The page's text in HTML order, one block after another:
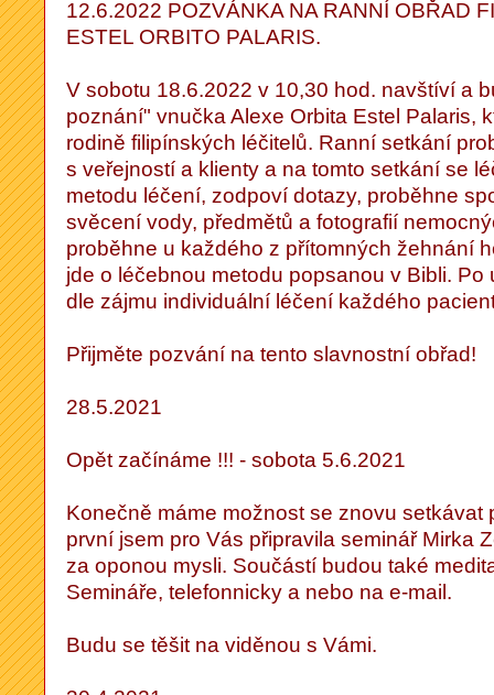
12.6.2022 POZVÁNKA NA RANNÍ OBŘAD
ESTEL ORBITO PALARIS.
V sobotu 18.6.2022 v 10,30 hod. navštíví a
poznání" vnučka Alexe Orbita Estel Palaris,
rodině filipínských léčitelů. Ranní setkání
s veřejností a klienty a na tomto setkání se
metodu léčení, zodpoví dotazy, proběhne
svěcení vody, předmětů a fotografií
proběhne u každého z přítomných žehnání
jde o léčebnou metodu popsanou v Bibli.
dle zájmu individuální léčení každého
Přijměte pozvání na tento slavnostní obřad!
28.5.2021
Opět začínáme !!! - sobota 5.6.2021
Konečně máme možnost se znovu setkávat
první jsem pro Vás připravila seminář Mirka
za oponou mysli. Součástí budou také
Semináře, telefonnicky a nebo na e-mail.
Budu se těšit na viděnou s Vámi.